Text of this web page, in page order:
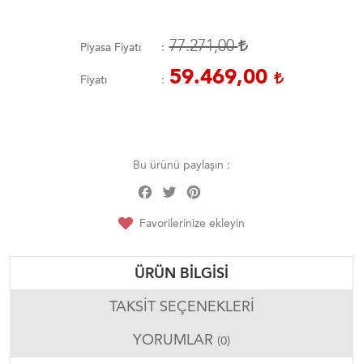
Piyasa Fiyatı 77.271,00
Fiyatı 59.469,00
Bu ürünü paylaşın :
Facebook
Twitter
Favorilerinize ekleyin
ÜRÜN BILGISI
TAKSIT SEÇENEKLERI
YORUMLAR (0)